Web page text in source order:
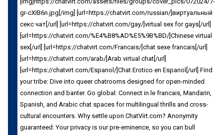
gr-cXIB6n.jpg[/img] [url=https://chatvirt.com/russian/]виртуальный
секс чат[/url] [url=https://chatvirt.com/gay/]virtual sex for gays[/url]
[url=https://chatvirt.com/%E4%B8%AD%E5%9B%BD/]Chinese virtual
sex[/url] [url=https://chatvirt.com/Francais/]chat sexe francais[/url]
[url=https://chatvirt.com/arab/]Arab virtual chat[/url]
[url=https://chatvirt.com/Espanol/]Chat Erotico en Espanol[/url] Find
your tribe: Dive into queer chatrooms designed for open-minded
connection and banter. Go global: Connect in le francais, Mandarin,
Spanish, and Arabic chat spaces for multilingual thrills and cross-
cultural encounters. Why settle upon ChatVirt.com? Anonymity
guaranteed: Your privacy is our pre-eminence, so you can bull